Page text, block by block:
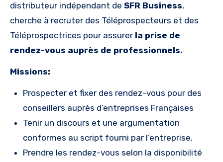
distributeur indépendant de SFR Business,
cherche à recruter des Téléprospecteurs et des
Téléprospectrices pour assurer la prise de
rendez-vous auprès de professionnels.
Missions:
Prospecter et fixer des rendez-vous pour des
conseillers auprès d’entreprises Françaises
Tenir un discours et une argumentation
conformes au script fourni par l’entreprise.
Prendre les rendez-vous selon la disponibilité